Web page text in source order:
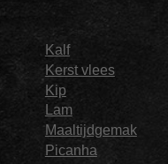
Kalf
Kerst vlees
Kip
Lam
Maaltijdgemak
Picanha